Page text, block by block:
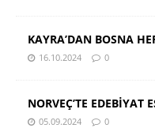
KAYRA’DAN BOSNA
16.10.2024 0
NORVEÇ’TE EDEBİYAT
05.09.2024 0